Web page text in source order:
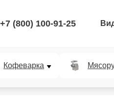
+7 (800) 100-91-25
Кофеварка